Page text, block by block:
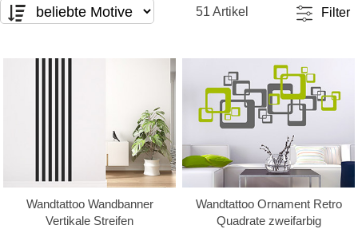
51 Artikel Filter
Text mit Motiv(6)
Hochformat(16)
Querformat(29)
Quadrat(6)
Wandtattoo Wandbanner
Vertikale Streifen
Wandtattoo Ornament Retro
Quadrate zweifarbig